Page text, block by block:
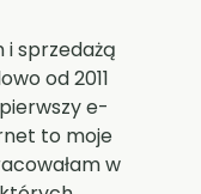
sprzedażą
od 2011
e-
to moje
w